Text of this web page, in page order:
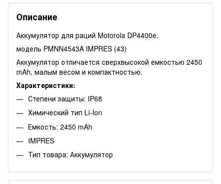
Описание
Аккумулятор для раций Motorola DP4400е.
модель PMNN4543A IMPRES (43)
Аккумулятор отличается сверхвысокой емкостью 2450
mAh, малым весом и компактностью.
Характеристики:
Степени защиты: IP68
Химический тип Li-Ion
Емкость: 2450 mAh
IMPRES
Тип товара: Аккумулятор